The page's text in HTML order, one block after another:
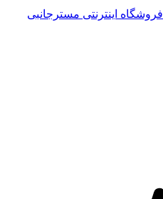
فروشگاه اینترنتی مسترجانبی